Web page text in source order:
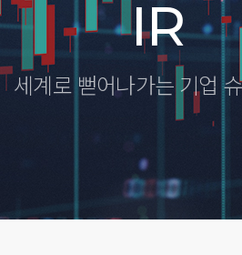
IR
세계로 뻗어나가는 기업